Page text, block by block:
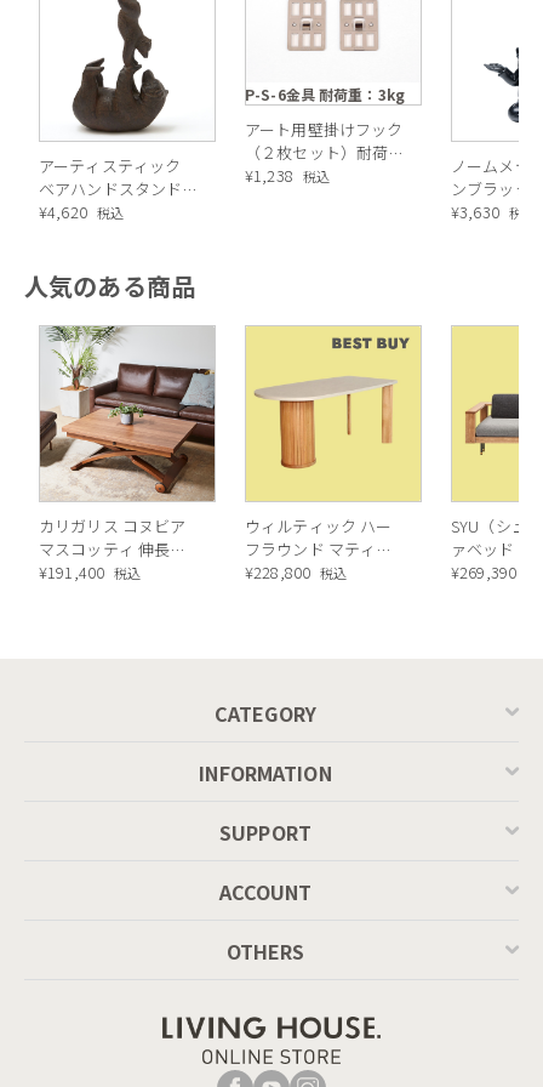
アーティスティック
ベアハンドスタンド
オブジェ
¥4,620 税込
P-S-6金具 耐荷重：3kg
アート用壁掛けフック
（２枚セット）耐荷
重：3kg
¥1,238 税込
ノームメデ
ンブラック
デコフィギ
¥3,630 税込
人気のある商品
カリガリス コヌビア
マスコッティ 伸長・
昇降式テーブル ／
¥191,400 税込
ウィルティック ハー
フラウンド マティエ
ラ塗装 ダイニングテ
¥228,800 税込
SYU（シュ
ァベッド（
ル）190cm
¥269,390
CATEGORY
INFORMATION
SUPPORT
ACCOUNT
OTHERS